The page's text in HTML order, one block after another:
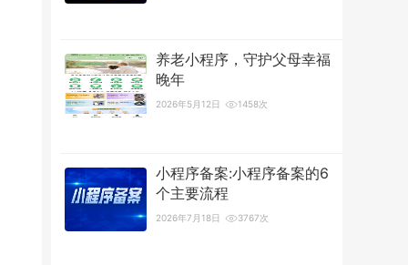
养老小程序，守护父母幸福
晚年
2026年5月12日 1458次
小程序备案:小程序备案的6
个主要流程
2026年7月18日 3767次